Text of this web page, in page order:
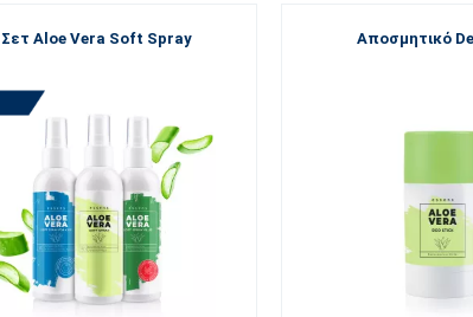
Σετ Aloe Vera Soft Spray Αποσμητικό